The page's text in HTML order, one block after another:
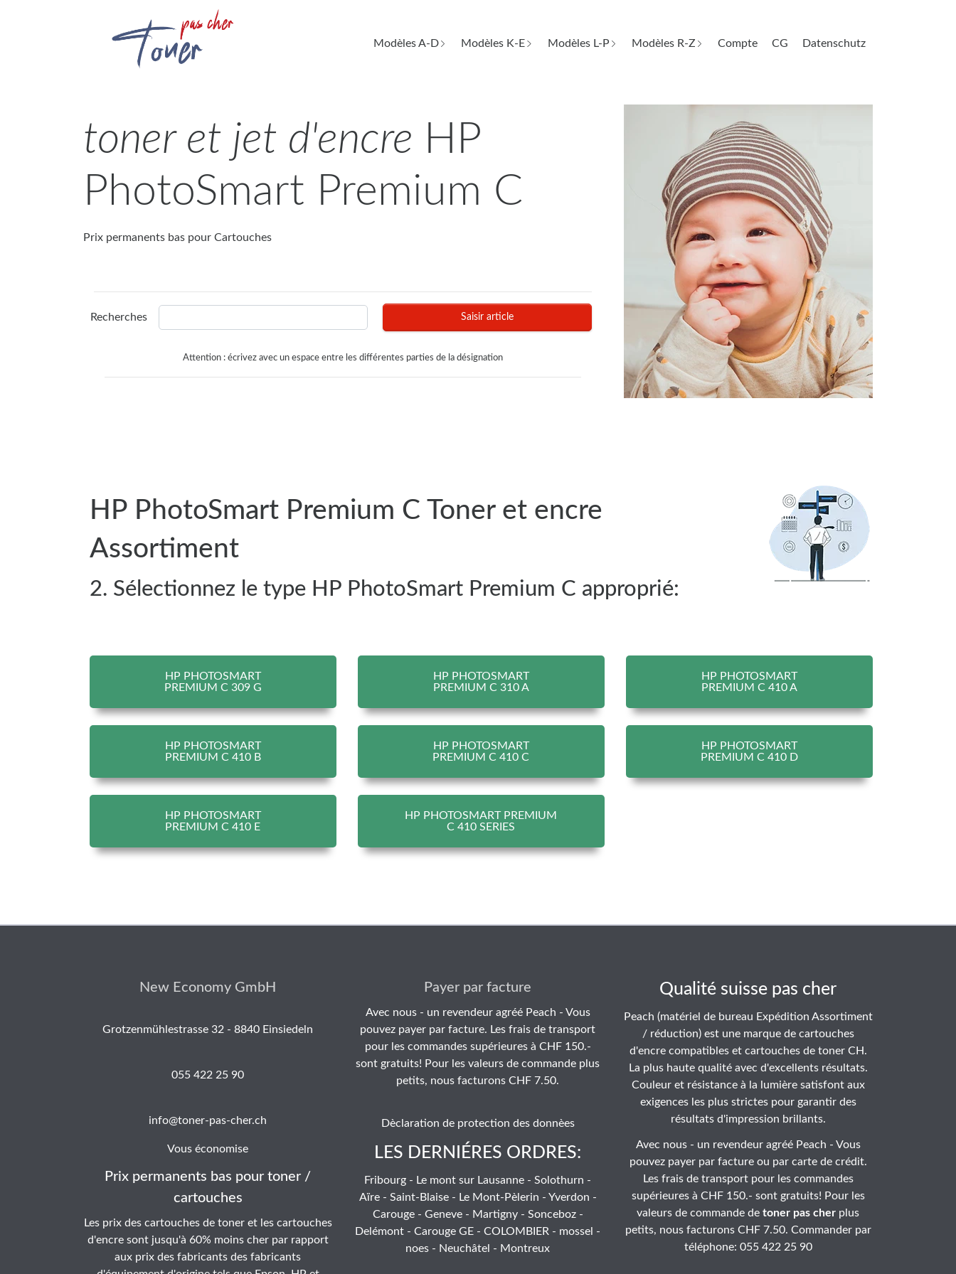
Modèles A-D Modèles K-E Modèles L-P Modèles R-Z Compte CG Datenschutz
toner et jet d'encre HP
PhotoSmart Premium C
Prix permanents bas pour Cartouches
Recherches Saisir article
Attention : écrivez avec un espace entre les différentes parties de la désignation
HP PhotoSmart Premium C Toner et encre
Assortiment
2. Sélectionnez le type HP PhotoSmart Premium C approprié:
HP PHOTOSMART
PREMIUM C 309 G
HP PHOTOSMART
PREMIUM C 310 A
HP PHOTOSMART
PREMIUM C 410 A
HP PHOTOSMART
PREMIUM C 410 B
HP PHOTOSMART
PREMIUM C 410 C
HP PHOTOSMART
PREMIUM C 410 D
HP PHOTOSMART
PREMIUM C 410 E
HP PHOTOSMART PREMIUM
C 410 SERIES
New Economy GmbH
Grotzenmühlestrasse 32 - 8840 Einsiedeln
055 422 25 90
info@toner-pas-cher.ch
Vous économise
Prix permanents bas pour toner /
cartouches
Les prix des cartouches de toner et les cartouches
d'encre sont jusqu'à 60% moins cher par rapport
aux prix des fabricants des fabricants
Payer par facture
Avec nous - un revendeur agréé Peach - Vous
pouvez payer par facture. Les frais de transport
pour les commandes supérieures à CHF 150.-
sont gratuits! Pour les valeurs de commande plus
petits, nous facturons CHF 7.50.
Dèclaration de protection des donnèes
LES DERNIÉRES ORDRES:
Fribourg - Le mont sur Lausanne - Solothurn -
Aïre - Saint-Blaise - Le Mont-Pèlerin - Yverdon -
Carouge - Geneve - Martigny - Sonceboz -
Delémont - Carouge GE - COLOMBIER - mossel -
noes - Neuchâtel - Montreux
Qualité suisse pas cher
Peach (matériel de bureau Expédition Assortiment
/ réduction) est une marque de cartouches
d'encre compatibles et cartouches de toner CH.
La plus haute qualité avec d'excellents résultats.
Couleur et résistance à la lumière satisfont aux
exigences les plus strictes pour garantir des
résultats d'impression brillants.
Avec nous - un revendeur agréé Peach - Vous
pouvez payer par facture ou par carte de crédit.
Les frais de transport pour les commandes
supérieures à CHF 150.- sont gratuits! Pour les
valeurs de commande detoner pas cher plus
petits, nous facturons CHF 7.50. Commander par
téléphone: 055 422 25 90